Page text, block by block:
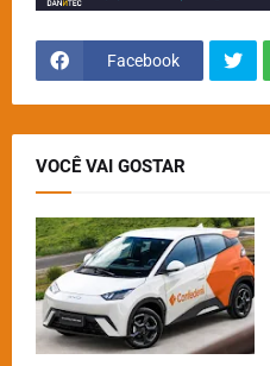
Facebook
VOCÊ VAI GOSTAR